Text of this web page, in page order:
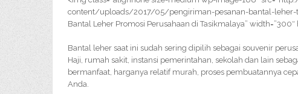
content/uploads/2017/05/pengiriman-pesanan-bantal-leher-
Bantal Leher Promosi Perusahaan di Tasikmalaya”
Bantal leher saat ini sudah sering dipilih sebagai souvenir
Haji, rumah sakit, instansi pemerintahan, sekolah dan lain
bermanfaat, harganya relatif murah, proses pembuatannya
Anda.